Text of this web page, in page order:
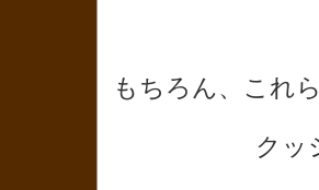
もちろん、これ
クッ